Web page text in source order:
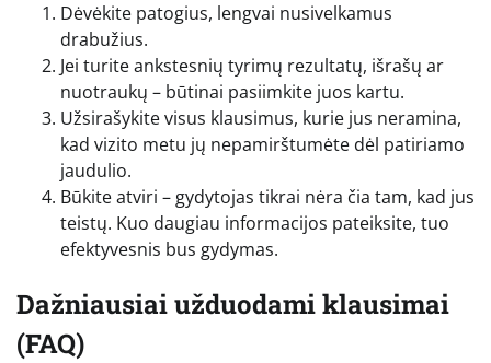
Dėvėkite patogius, lengvai nusivelkamus
drabužius.
Jei turite ankstesnių tyrimų rezultatų, išrašų ar
nuotraukų – būtinai pasiimkite juos kartu.
Užsirašykite visus klausimus, kurie jus neramina,
kad vizito metu jų nepamirštumėte dėl patiriamo
jaudulio.
Būkite atviri – gydytojas tikrai nėra čia tam, kad jus
teistų. Kuo daugiau informacijos pateiksite, tuo
efektyvesnis bus gydymas.
Dažniausiai užduodami klausimai
(FAQ)